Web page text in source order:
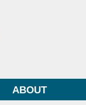
ABOUT